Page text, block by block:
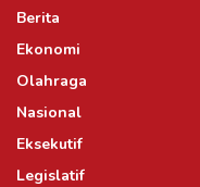
Berita
Ekonomi
Olahraga
Nasional
Eksekutif
Legislatif